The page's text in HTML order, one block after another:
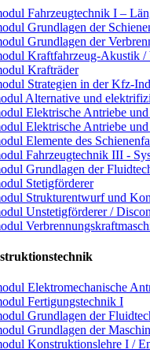
Fahrzeugtechnik I –
Grundlagen der
Grundlagen der
Kraftfahrzeug-Akustik /
Krafträder
Strategien in der Kfz-
Alternative und
Elektrische Antriebe
Elektrische Antriebe
Elemente des
Fahrzeugtechnik III -
Grundlagen der
Stetigförderer
Strukturentwurf und
Unstetigförderer /
Elektromechanische
Fertigungstechnik I
Grundlagen der
Grundlagen der
Konstruktionslehre I /